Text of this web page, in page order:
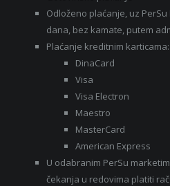
Odloženo plaćanje, uz
dana, bez kamate, putem
Plaćanje kreditnim karticama:
DinaCard
Visa
Visa Electron
Maestro
MasterCard
American Express
U odabranim PerSu
čekanja u redovima platiti